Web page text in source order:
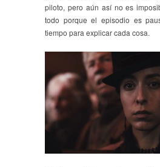
piloto, pero aún así no es
todo porque el episodio es
tiempo para explicar cada cosa.